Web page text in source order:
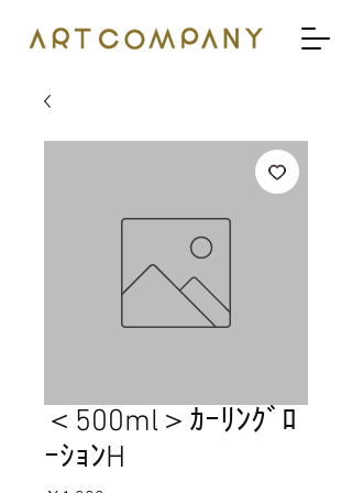
＜500ml＞ｶｰﾘﾝｸﾞﾛ
ｰｼｮﾝH